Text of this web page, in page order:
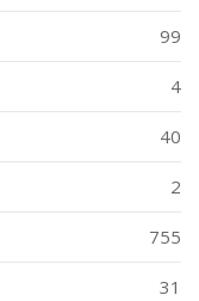
99
4
40
2
755
31